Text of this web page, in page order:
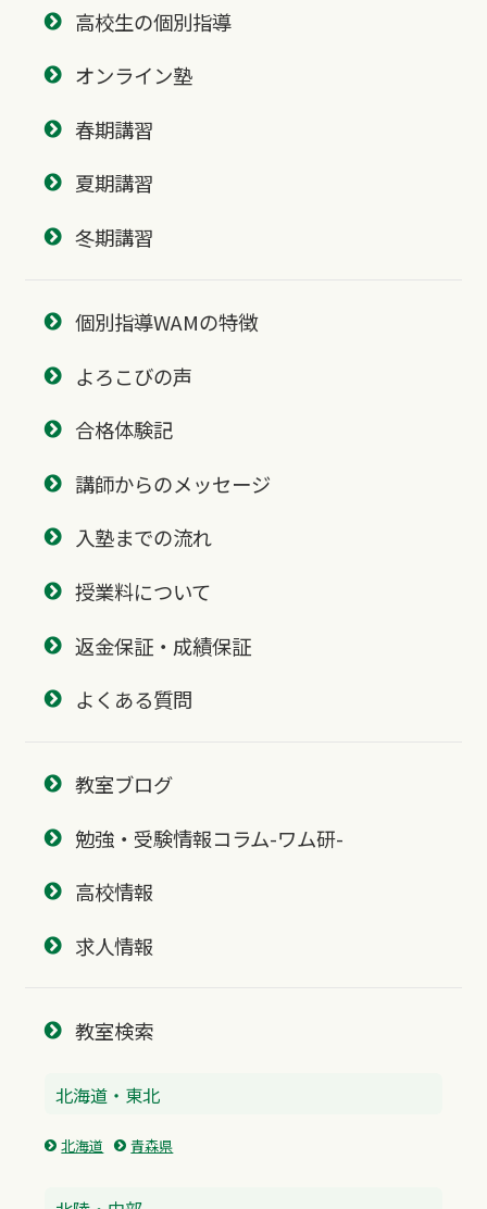
高校生の個別指導
オンライン塾
春期講習
夏期講習
冬期講習
個別指導WAMの特徴
よろこびの声
合格体験記
講師からのメッセージ
入塾までの流れ
授業料について
返金保証・成績保証
よくある質問
教室ブログ
勉強・受験情報コラム-ワム研-
高校情報
求人情報
教室検索
北海道・東北
北海道 青森県